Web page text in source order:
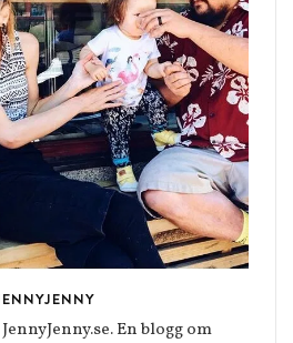
En blogg om